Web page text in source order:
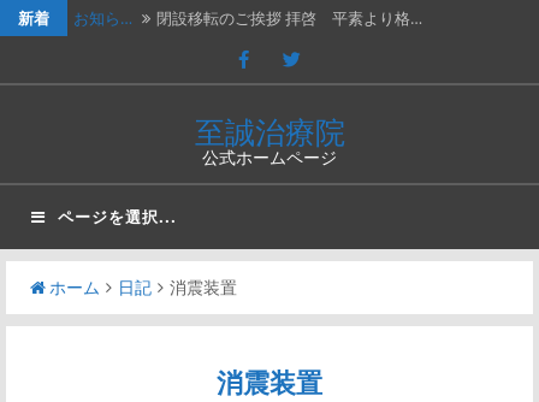
新着 お知ら… 閉設移転のご挨拶 拝啓 平素より格…
202４年３月２日（土）は臨時休診…
2023年７月１５日（土）は臨時休…
2023年2月25日（土）、202…
新年の…
至誠治療院
公式ホームページ
ページを選択...
ホーム 日記 消震装置
消震装置